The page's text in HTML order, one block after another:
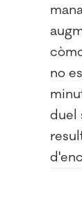
no
duel